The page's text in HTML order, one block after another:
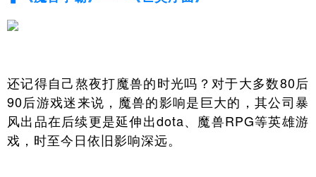
还记得自己熬夜打魔兽的时光吗？对于大多数80后
90后游戏迷来说，魔兽的影响是巨大的，其公司暴
风出品在后续更是延伸出dota、魔兽RPG等英雄游
戏，时至今日依旧影响深远。